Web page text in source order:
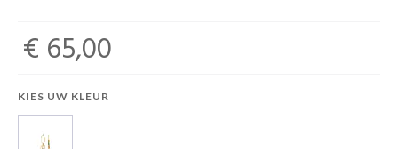
€ 65,00
KIES UW KLEUR